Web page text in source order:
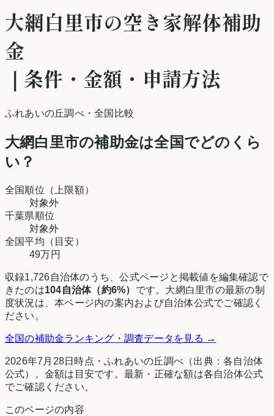
大網白里市の空き家解体補助
金
｜条件・金額・申請方法
ふれあいの丘調べ・全国比較
大網白里市の補助金は全国でどのくら
い？
全国順位（上限額）
対象外
千葉県順位
対象外
全国平均（目安）
49万円
収録1,726自治体のうち、公式ページと掲載値を編集確認で
きたのは104自治体（約6%） です。 大網白里市の最新の制
度状況は、本ページ内の案内および自治体公式でご確認く
ださい。
全国の補助金ランキング・調査データを見る →
2026年7月28日時点 ・ふれあいの丘調べ （出典：各自治体
公式）。金額は目安です。最新・正確な額は各自治体公式
でご確認ください。
このページの内容